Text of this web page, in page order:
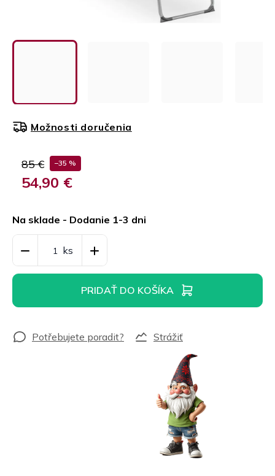
85 € –35 %
54,90 €
cena:
Na sklade - Dodanie 1-3 dni
Možnosti doručenia
PRIDAŤ DO KOŠÍKA
Strážiť